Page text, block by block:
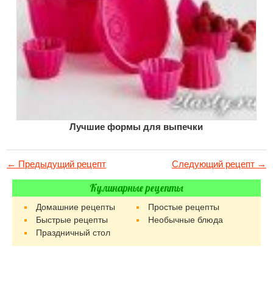
Лучшие формы для выпечки
← Предыдущий рецепт Следующий рецепт →
Кулинарные рецепты
Домашние рецепты
Простые рецепты
Быстрые рецепты
Необычные блюда
Праздничный стол